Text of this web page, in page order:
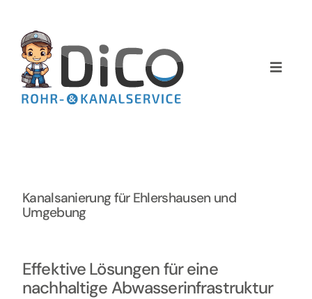
springen
Toggle
Home
NEWS
Kanalsanierung für Ehlershausen und
Umgebung
Effektive Lösungen für eine
nachhaltige Abwasserinfrastruktur